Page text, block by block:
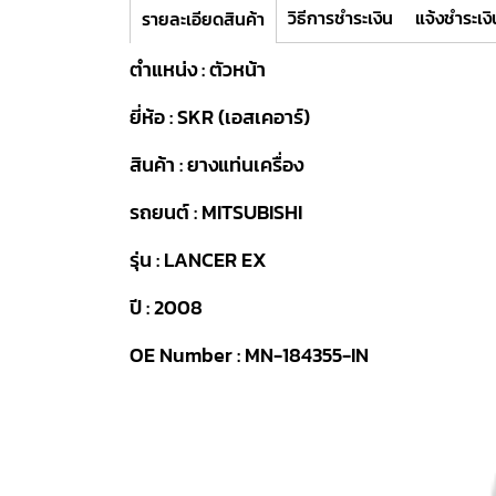
รายละเอียดสินค้า วิธีการชำระเงิน แจ้งชำระเ
ตำแหน่ง : ตัวหน้า
ยี่ห้อ : SKR (เอสเคอาร์)
สินค้า : ยางแท่นเครื่อง
รถยนต์ : MITSUBISHI
รุ่น : LANCER EX
ปี : 2008
OE Number : MN-184355-IN